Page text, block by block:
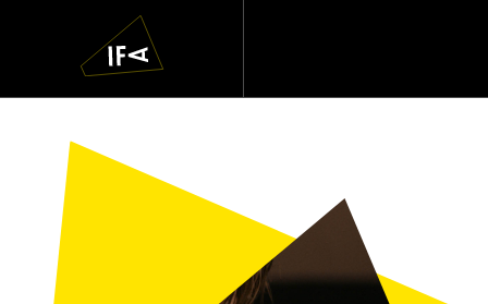
Navigatie
overslaan